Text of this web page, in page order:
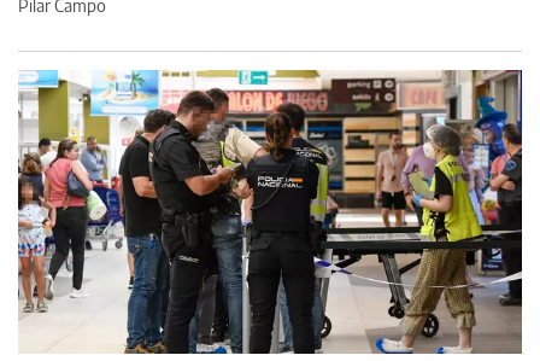
Pilar Campo